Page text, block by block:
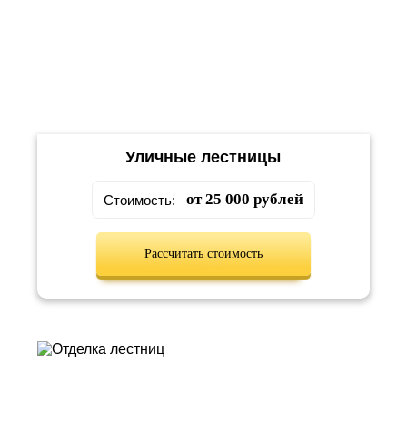
Уличные лестницы
Стоимость: от 25 000 рублей
Рассчитать стоимость